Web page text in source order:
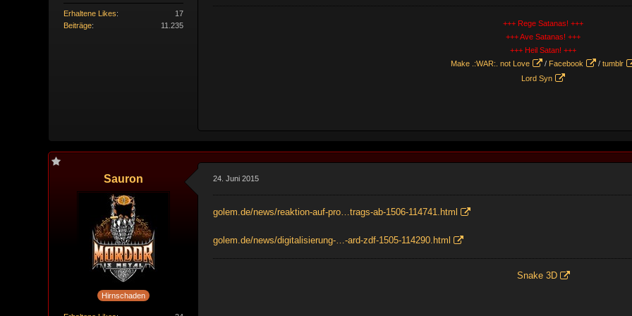
Erhaltene Likes
17
Beiträge
11.235
+++ Rege Satanas! +++
+++ Ave Satanas! +++
+++ Heil Satan! +++
Make .:WAR:. not Love
/Facebook / tumblr
Lord Syn
Sauron
Hirnschaden
24. Juni 2015
golem.de/news/reaktion-auf-pro…trags-ab-1506-114741.html
golem.de/news/digitalisierung-…-ard-zdf-1505-114290.html
Snake 3D